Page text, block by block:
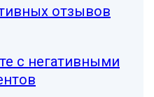
отзывов
с негативными